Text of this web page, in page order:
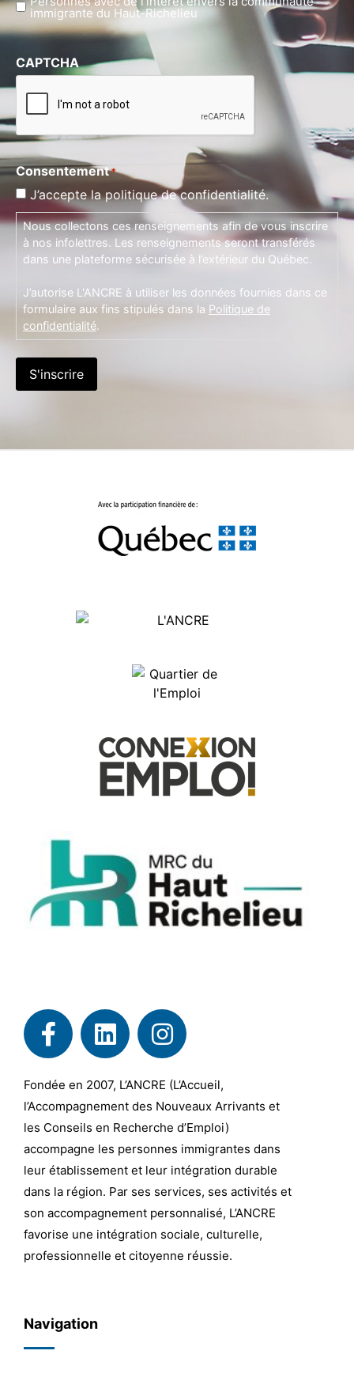
immigrante du Haut-Richelieu
CAPTCHA
Consentement*
J’accepte la politique de confidentialité.
Nous collectons ces renseignements afin de vous inscrire
à nos infolettres. Les renseignements seront transférés
dans une plateforme sécurisée à l’extérieur du Québec.
J’autorise L'ANCRE à utiliser les données fournies dans ce
formulaire aux fins stipulés dans la Politique de
confidentialité.
S'inscrire
Fondée en 2007, L’ANCRE (L’Accueil,
l’Accompagnement des Nouveaux Arrivants et
les Conseils en Recherche d’Emploi)
accompagne les personnes immigrantes dans
leur établissement et leur intégration durable
dans la région. Par ses services, ses activités et
son accompagnement personnalisé, L’ANCRE
favorise une intégration sociale, culturelle,
professionnelle et citoyenne réussie.
Navigation